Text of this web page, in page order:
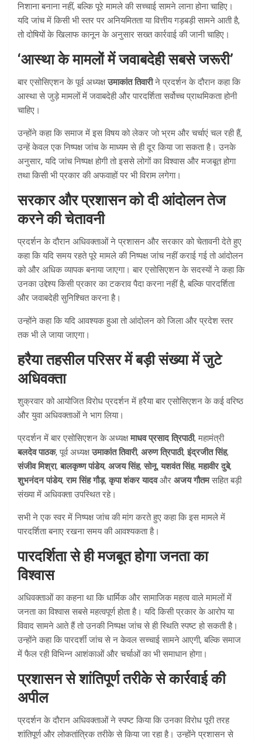
निशाना बनाना नहीं, बल्कि पूरे मामले की सच्चाई सामने लाना होना चाहिए।
यदि जांच में किसी भी स्तर पर अनियमितता या वित्तीय गड़बड़ी सामने आती है,
तो दोषियों के खिलाफ कानून के अनुसार सख्त कार्रवाई की जानी चाहिए।
‘आस्था के मामलों में जवाबदेही सबसे जरूरी’
बार एसोसिएशन के पूर्व अध्यक्षउमाकांत तिवारीने प्रदर्शन के दौरान कहा कि
आस्था से जुड़े मामलों में जवाबदेही और पारदर्शिता सर्वोच्च प्राथमिकता होनी
चाहिए।
उन्होंने कहा कि समाज में इस विषय को लेकर जो भ्रम और चर्चाएं चल रही हैं,
उन्हें केवल एक निष्पक्ष जांच के माध्यम से ही दूर किया जा सकता है। उनके
अनुसार, यदि जांच निष्पक्ष होगी तो इससे लोगों का विश्वास और मजबूत होगा
तथा किसी भी प्रकार की अफवाहों पर भी विराम लगेगा।
सरकार और प्रशासन को दी आंदोलन तेज
करने की चेतावनी
प्रदर्शन के दौरान अधिवक्ताओं ने प्रशासन और सरकार को चेतावनी देते हुए
कहा कि यदि समय रहते पूरे मामले की निष्पक्ष जांच नहीं कराई गई तो आंदोलन
को और अधिक व्यापक बनाया जाएगा। बार एसोसिएशन के सदस्यों ने कहा कि
उनका उद्देश्य किसी प्रकार का टकराव पैदा करना नहीं है, बल्कि पारदर्शिता
और जवाबदेही सुनिश्चित करना है।
उन्होंने कहा कि यदि आवश्यक हुआ तो आंदोलन को जिला और प्रदेश स्तर
तक भी ले जाया जाएगा।
हरैया तहसील परिसर में बड़ी संख्या में जुटे
अधिवक्ता
शुक्रवार को आयोजित विरोध प्रदर्शन में हरैया बार एसोसिएशन के कई वरिष्ठ
और युवा अधिवक्ताओं ने भाग लिया।
प्रदर्शन में बार एसोसिएशन के अध्यक्षमाधव प्रसाद त्रिपाठी, महामंत्री
बलदेव पाठक, पूर्व अध्यक्षउमाकांत तिवारी, अरुण त्रिपाठी,इंद्रजीत सिंह,
संजीव मिश्रा,बालकृष्ण पांडेय, अजय सिंह,सोनू,यशवंत सिंह,महावीर दुबे,
शुभनंदन पांडेय,राम सिंह गौड़,कृपा शंकर यादवऔर अजय गौतमसहित बड़ी
संख्या में अधिवक्ता उपस्थित रहे।
सभी ने एक स्वर में निष्पक्ष जांच की मांग करते हुए कहा कि इस मामले में
पारदर्शिता बनाए रखना समय की आवश्यकता है।
पारदर्शिता से ही मजबूत होगा जनता का
विश्वास
अधिवक्ताओं का कहना था कि धार्मिक और सामाजिक महत्व वाले मामलों में
जनता का विश्वास सबसे महत्वपूर्ण होता है। यदि किसी प्रकार के आरोप या
विवाद सामने आते हैं तो उनकी निष्पक्ष जांच से ही स्थिति स्पष्ट हो सकती है।
उन्होंने कहा कि पारदर्शी जांच से न केवल सच्चाई सामने आएगी, बल्कि समाज
में फैल रही विभिन्न आशंकाओं और चर्चाओं का भी समाधान होगा।
प्रशासन से शांतिपूर्ण तरीके से कार्रवाई की
अपील
प्रदर्शन के दौरान अधिवक्ताओं ने स्पष्ट किया कि उनका विरोध पूरी तरह
शांतिपूर्ण और लोकतांत्रिक तरीके से किया जा रहा है। उन्होंने प्रशासन से